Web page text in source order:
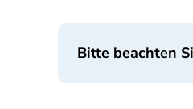
Bitte beachten